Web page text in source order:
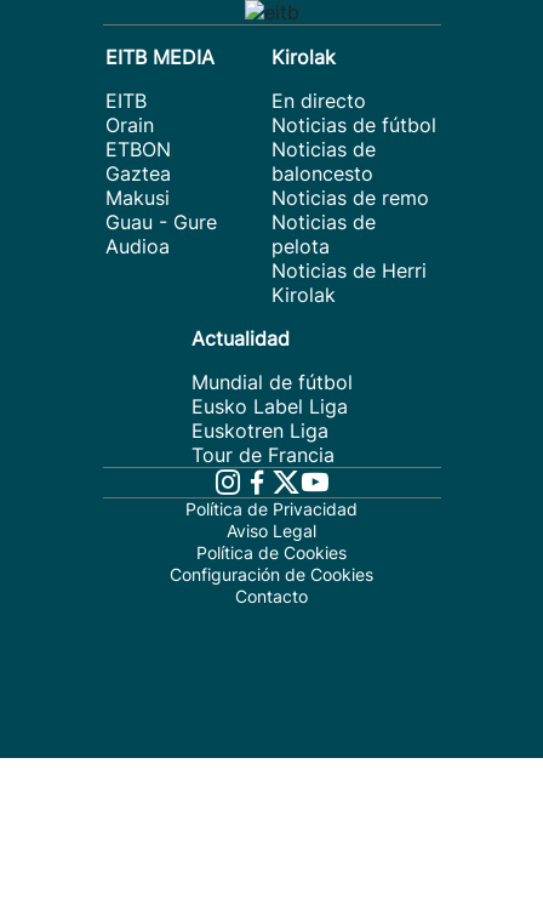
EITB MEDIA
EITB
Orain
ETBON
Gaztea
Makusi
Guau - Gure
Audioa
Kirolak
En directo
Noticias de fútbol
Noticias de
baloncesto
Noticias de remo
Noticias de
pelota
Noticias de Herri
Kirolak
Actualidad
Mundial de fútbol
Eusko Label Liga
Euskotren Liga
Tour de Francia
Política de Privacidad
Aviso Legal
Política de Cookies
Configuración de Cookies
Contacto